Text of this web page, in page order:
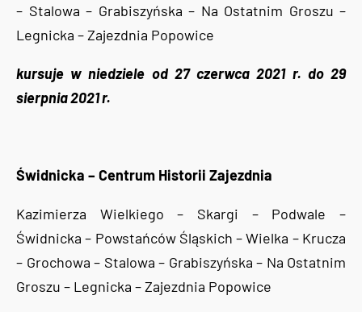
– Stalowa – Grabiszyńska – Na Ostatnim Groszu –
Legnicka – Zajezdnia Popowice
kursuje w niedziele od 27 czerwca 2021 r. do 29
sierpnia 2021 r.
Świdnicka – Centrum Historii Zajezdnia
Kazimierza Wielkiego – Skargi – Podwale –
Świdnicka – Powstańców Śląskich – Wielka – Krucza
– Grochowa – Stalowa – Grabiszyńska – Na Ostatnim
Groszu – Legnicka – Zajezdnia Popowice